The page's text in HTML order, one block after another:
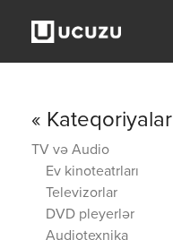
« Kateqoriyalar
TV və Audio
Ev kinoteatrları
Televizorlar
DVD pleyerlər
Audiotexnika